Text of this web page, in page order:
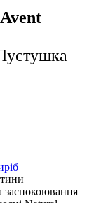
заспокоювання